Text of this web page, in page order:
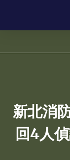
新北消
回4人